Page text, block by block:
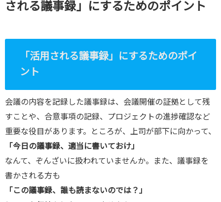
される議事録」にするためのポイント
「活用される議事録」にするためのポイ
ント
会議の内容を記録した議事録は、会議開催の証拠として残
すことや、合意事項の記録、プロジェクトの進捗確認など
重要な役目があります。ところが、上司が部下に向かって、
「今日の議事録、適当に書いておけ」
なんて、ぞんざいに扱われていませんか。また、議事録を
書かされる方も
「この議事録、誰も読まないのでは？」